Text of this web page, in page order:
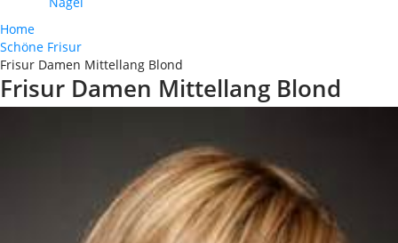
Home
Schöne Frisur
Frisur Damen Mittellang Blond
Frisur Damen Mittellang Blond